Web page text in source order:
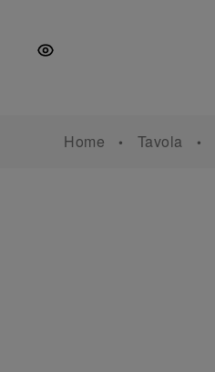
navigazione
contenuto
Home Tavola